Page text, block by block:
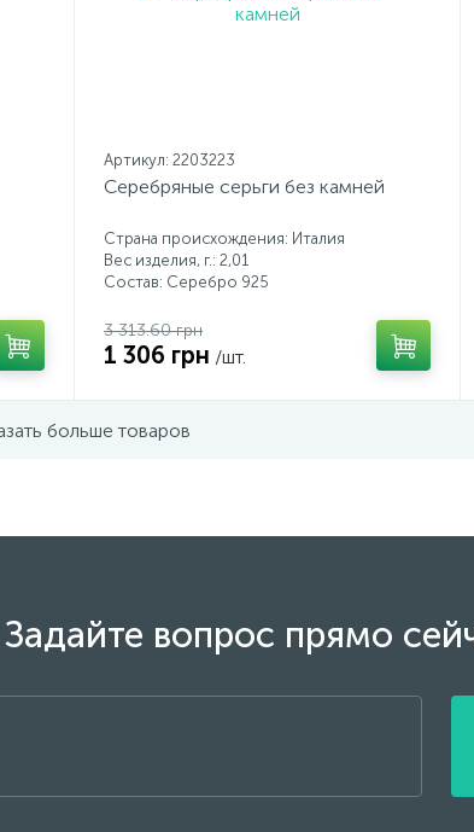
Артикул: 2203223
Серебряные серьги без камней
Страна происхождения: Италия
Вес изделия, г.: 2,01
Состав: Серебро 925
3 313.60 грн
1 306 грн /шт.
больше товаров
вопрос прямо